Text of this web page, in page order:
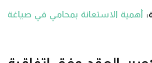
أهمية الاستعانة بمحامي في صياغة